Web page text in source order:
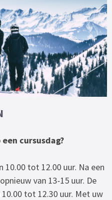
cursusdag?
10.00 tot 12.00 uur. Na een
van 13-15 uur. De
tot 12.30 uur. Met uw